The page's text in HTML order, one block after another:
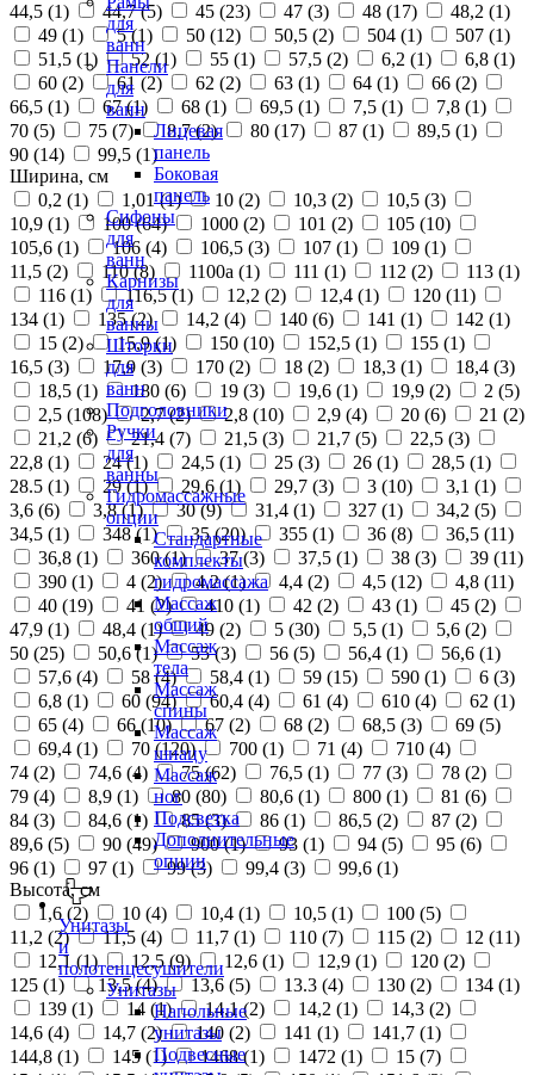
для
ванн
Панели
для
ванн
Лицевая
панель
Боковая
панель
Сифоны
для
ванн
Карнизы
для
ванны
Шторки
для
ванн
Подголовники
Ручки
для
ванны
Гидромассажные
опции
Стандартные
комплекты
гидромассажа
Массаж
общий
Массаж
тела
Массаж
спины
Массаж
шиацу
Массаж
ног
Подсветка
Дополнительные
опции
Унитазы
и
полотенцесушители
Унитазы
Напольные
унитазы
Подвесные
44,5 (1) 44,7 (5) 45 (23) 47 (3) 48 (17) 48,2 (1)
49 (1) 5 (1) 50 (12) 50,5 (2) 504 (1) 507 (1)
51,5 (1) 52 (1) 55 (1) 57,5 (2) 6,2 (1) 6,8 (1)
60 (2) 61 (2) 62 (2) 63 (1) 64 (1) 66 (2)
66,5 (1) 67 (1) 68 (1) 69,5 (1) 7,5 (1) 7,8 (1)
70 (5) 75 (7) 8,7 (2) 80 (17) 87 (1) 89,5 (1)
90 (14) 99,5 (1)
Ширина, см
0,2 (1) 1,01 (1) 10 (2) 10,3 (2) 10,5 (3)
10,9 (1) 100 (64) 1000 (2) 101 (2) 105 (10)
105,6 (1) 106 (4) 106,5 (3) 107 (1) 109 (1)
11,5 (2) 110 (8) 1100а (1) 111 (1) 112 (2) 113 (1)
116 (1) 116,5 (1) 12,2 (2) 12,4 (1) 120 (11)
134 (1) 135 (2) 14,2 (4) 140 (6) 141 (1) 142 (1)
15 (2) 15,9 (1) 150 (10) 152,5 (1) 155 (1)
16,5 (3) 17,9 (3) 170 (2) 18 (2) 18,3 (1) 18,4 (3)
18,5 (1) 180 (6) 19 (3) 19,6 (1) 19,9 (2) 2 (5)
2,5 (108) 2,7 (2) 2,8 (10) 2,9 (4) 20 (6) 21 (2)
21,2 (6) 21,4 (7) 21,5 (3) 21,7 (5) 22,5 (3)
22,8 (1) 24 (1) 24,5 (1) 25 (3) 26 (1) 28,5 (1)
28.5 (1) 29 (1) 29,6 (1) 29,7 (3) 3 (10) 3,1 (1)
3,6 (6) 3,8 (1) 30 (9) 31,4 (1) 327 (1) 34,2 (5)
34,5 (1) 348 (1) 35 (20) 355 (1) 36 (8) 36,5 (11)
36,8 (1) 360 (1) 37 (3) 37,5 (1) 38 (3) 39 (11)
390 (1) 4 (2) 4,2 (1) 4,4 (2) 4,5 (12) 4,8 (11)
40 (19) 41 (2) 410 (1) 42 (2) 43 (1) 45 (2)
47,9 (1) 48,4 (1) 49 (2) 5 (30) 5,5 (1) 5,6 (2)
50 (25) 50,6 (1) 55 (3) 56 (5) 56,4 (1) 56,6 (1)
57,6 (4) 58 (4) 58,4 (1) 59 (15) 590 (1) 6 (3)
6,8 (1) 60 (94) 60,4 (4) 61 (4) 610 (4) 62 (1)
65 (4) 66 (10) 67 (2) 68 (2) 68,5 (3) 69 (5)
69,4 (1) 70 (120) 700 (1) 71 (4) 710 (4)
74 (2) 74,6 (4) 75 (62) 76,5 (1) 77 (3) 78 (2)
79 (4) 8,9 (1) 80 (80) 80,6 (1) 800 (1) 81 (6)
84 (3) 84,6 (1) 85 (3) 86 (1) 86,5 (2) 87 (2)
89,6 (5) 90 (49) 900 (1) 93 (1) 94 (5) 95 (6)
96 (1) 97 (1) 99 (3) 99,4 (3) 99,6 (1)
Высота, см
1,6 (2) 10 (4) 10,4 (1) 10,5 (1) 100 (5)
11,2 (2) 11,5 (4) 11,7 (1) 110 (7) 115 (2) 12 (11)
12,1 (1) 12,5 (9) 12,6 (1) 12,9 (1) 120 (2)
125 (1) 13,5 (4) 13,6 (5) 13.3 (4) 130 (2) 134 (1)
139 (1) 14 (1) 14,1 (2) 14,2 (1) 14,3 (2)
14,6 (4) 14,7 (2) 140 (2) 141 (1) 141,7 (1)
144,8 (1) 145 (1) 1468 (1) 1472 (1) 15 (7)